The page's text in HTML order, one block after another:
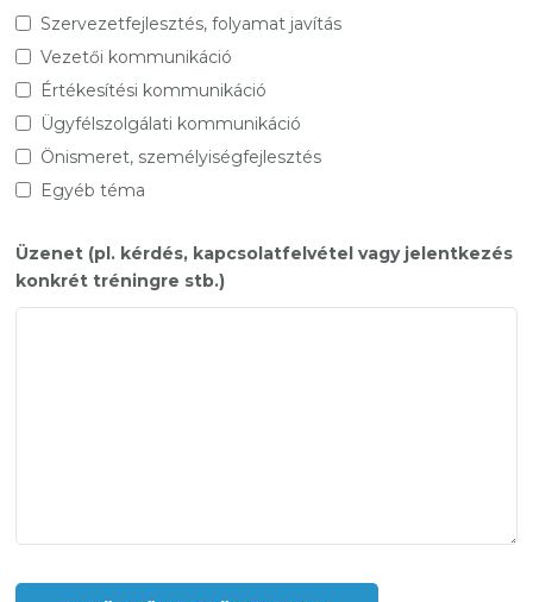
Szervezetfejlesztés, folyamat javítás
Vezetői kommunikáció
Értékesítési kommunikáció
Ügyfélszolgálati kommunikáció
Önismeret, személyiségfejlesztés
Egyéb téma
Üzenet (pl. kérdés, kapcsolatfelvétel vagy jelentkezés
konkrét tréningre stb.)